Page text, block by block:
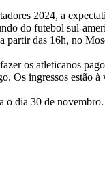
2024, a
do futebol sul-
das 16h, no
os atleticanos
Os ingressos estão
dia 30 de